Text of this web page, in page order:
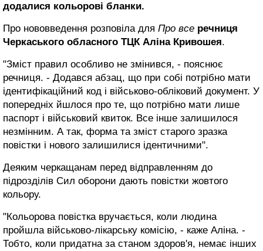
додалися кольорові бланки.
Про нововведення розповіла для Про все речниця
Черкаського обласного ТЦК Аліна Кривошея.
"Зміст правил особливо не змінився, - пояснює
речниця. - Додався абзац, що при собі потрібно мати
ідентифікаційний код і військово-обліковий документ. У
попередніх йшлося про те, що потрібно мати лише
паспорт і військовий квиток. Все інше залишилося
незмінним. А так, форма та зміст старого зразка
повістки і нового залишилися ідентичними".
Деяким черкащанам перед відправленням до
підрозділів Сил оборони дають повістки жовтого
кольору.
"Кольорова повістка вручається, коли людина
пройшла військово-лікарську комісію, - каже Аліна. -
Тобто, коли придатна за станом здоров'я, немає інших